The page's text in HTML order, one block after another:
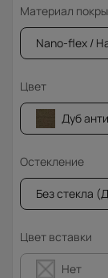
Материал
Nano-flex /
Цвет
Дуб
Остекление
Без стекла
Цвет вставки
Нет